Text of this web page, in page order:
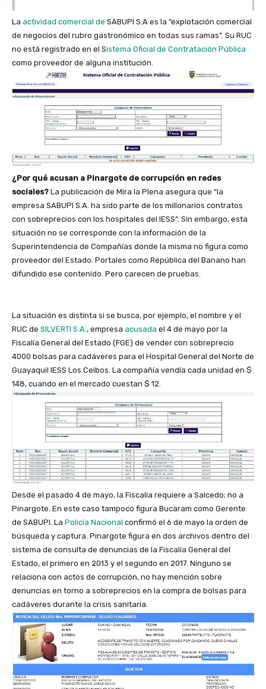
La actividad comercial de SABUPI S.A es la “explotación comercial
de negocios del rubro gastronómico en todas sus ramas”. Su RUC
no está registrado en el Sistema Oficial de Contratación Pública
como proveedor de alguna institución.
¿Por qué acusan a Pinargote de corrupción en redes
sociales? La publicación de Mira la Plena asegura que “la
empresa SABUPI S.A. ha sido parte de los millonarios contratos
con sobreprecios con los hospitales del IESS”. Sin embargo, esta
situación no se corresponde con la información de la
Superintendencia de Compañías donde la misma no figura como
proveedor del Estado. Portales como República del Banano han
difundido ese contenido. Pero carecen de pruebas.
La situación es distinta si se busca, por ejemplo, el nombre y el
RUC de SILVERTI S.A., empresa acusada el 4 de mayo por la
Fiscalía General del Estado (FGE) de vender con sobreprecio
4000 bolsas para cadáveres para el Hospital General del Norte de
Guayaquil IESS Los Ceibos. La compañía vendía cada unidad en $
148, cuando en el mercado cuestan $ 12.
Desde el pasado 4 de mayo, la Fiscalía requiere a Salcedo; no a
Pinargote. En este caso tampoco figura Bucaram como Gerente
de SABUPI. La Policía Nacional confirmó el 6 de mayo la orden de
búsqueda y captura. Pinargote figura en dos archivos dentro del
sistema de consulta de denuncias de la Fiscalía General del
Estado, el primero en 2013 y el segundo en 2017. Ninguno se
relaciona con actos de corrupción, no hay mención sobre
denuncias en torno a sobreprecios en la compra de bolsas para
cadáveres durante la crisis sanitaria.